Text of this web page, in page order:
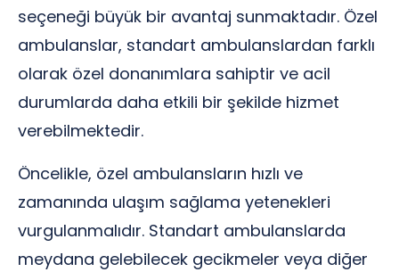
seçeneği büyük bir avantaj sunmaktadır. Özel
ambulanslar, standart ambulanslardan farklı
olarak özel donanımlara sahiptir ve acil
durumlarda daha etkili bir şekilde hizmet
verebilmektedir.
Öncelikle, özel ambulansların hızlı ve
zamanında ulaşım sağlama yetenekleri
vurgulanmalıdır. Standart ambulanslarda
meydana gelebilecek gecikmeler veya diğer